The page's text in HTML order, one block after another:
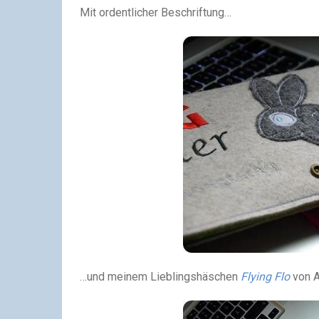
Mit ordentlicher Beschriftung…
…und meinem Lieblingshäschen Flying Flovon